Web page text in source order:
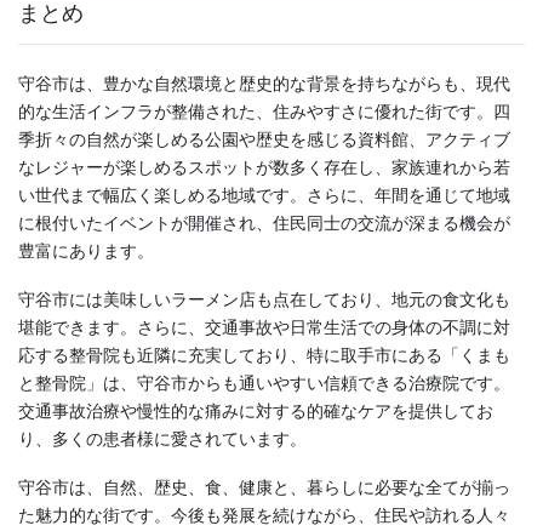
まとめ
守谷市は、豊かな自然環境と歴史的な背景を持ちながらも、現代
的な生活インフラが整備された、住みやすさに優れた街です。四
季折々の自然が楽しめる公園や歴史を感じる資料館、アクティブ
なレジャーが楽しめるスポットが数多く存在し、家族連れから若
い世代まで幅広く楽しめる地域です。さらに、年間を通じて地域
に根付いたイベントが開催され、住民同士の交流が深まる機会が
豊富にあります。
守谷市には美味しいラーメン店も点在しており、地元の食文化も
堪能できます。さらに、交通事故や日常生活での身体の不調に対
応する整骨院も近隣に充実しており、特に取手市にある「くまも
と整骨院」は、守谷市からも通いやすい信頼できる治療院です。
交通事故治療や慢性的な痛みに対する的確なケアを提供してお
り、多くの患者様に愛されています。
守谷市は、自然、歴史、食、健康と、暮らしに必要な全てが揃っ
た魅力的な街です。今後も発展を続けながら、住民や訪れる人々